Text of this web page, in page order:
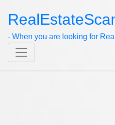
- When you are looking for